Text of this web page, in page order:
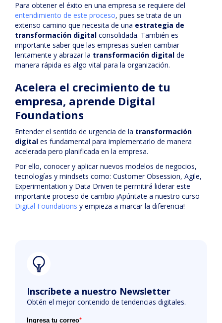
Para obtener el éxito en una empresa se requiere del
entendimiento de este proceso, pues se trata de un
extenso camino que necesita de una estrategia de
transformación digital consolidada. También es
importante saber que las empresas suelen cambiar
lentamente y abrazar la transformación digital de
manera rápida es algo vital para la organización.
Acelera el crecimiento de tu
empresa, aprende Digital
Foundations
Entender el sentido de urgencia de la transformación
digital es fundamental para implementarlo de manera
acelerada pero planificada en la empresa.
Por ello, conocer y aplicar nuevos modelos de negocios,
tecnologías y mindsets como: Customer Obsession, Agile,
Experimentation y Data Driven te permitirá liderar este
importante proceso de cambio ¡Apúntate a nuestro curso
Digital Foundations y empieza a marcar la diferencia!
Inscríbete a nuestro Newsletter
Obtén el mejor contenido de tendencias digitales.